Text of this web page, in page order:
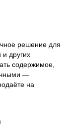
решение для
других
содержимое,
—
на